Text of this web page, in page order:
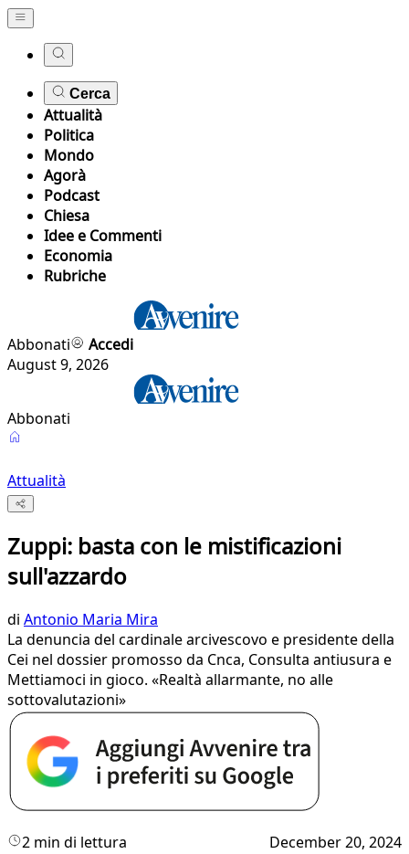
Cerca
Attualità
Politica
Mondo
Agorà
Podcast
Chiesa
Idee e Commenti
Economia
Rubriche
Abbonati
Accedi
August 9, 2026
Abbonati
Attualità
Zuppi: basta con le mistificazioni
sull'azzardo
di Antonio Maria Mira
La denuncia del cardinale arcivescovo e presidente della
Cei nel dossier promosso da Cnca, Consulta antiusura e
Mettiamoci in gioco. «Realtà allarmante, no alle
sottovalutazioni»
2 min di lettura December 20, 2024